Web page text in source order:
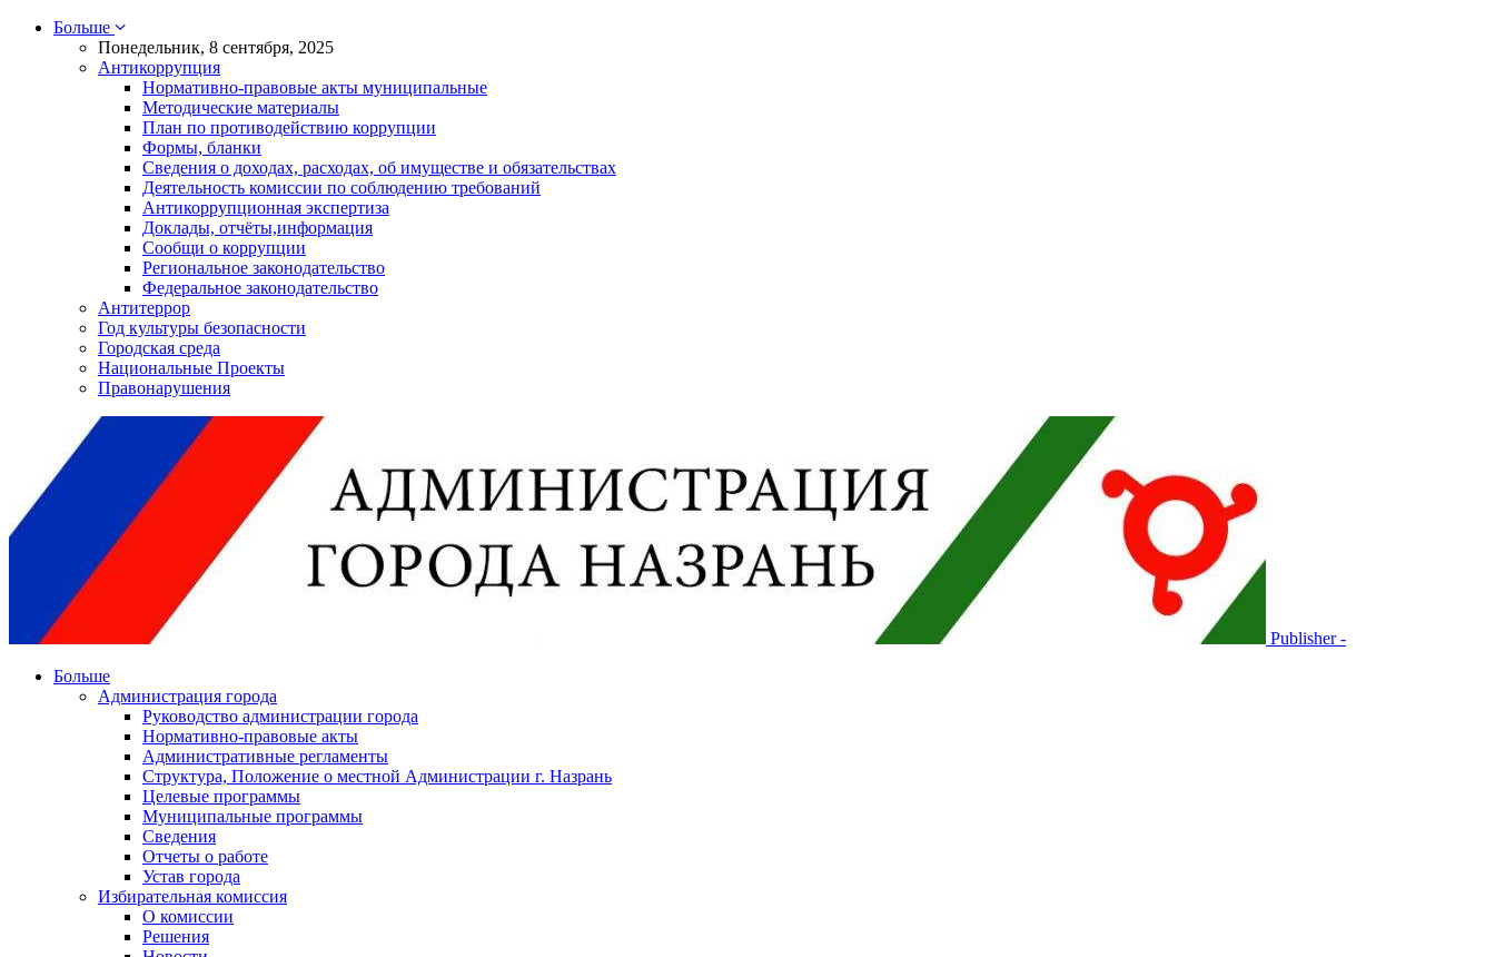
Больше
Понедельник, 8 сентября, 2025
Антикоррупция
Нормативно-правовые акты муниципальные
Методические материалы
План по противодействию коррупции
Формы, бланки
Сведения о доходах, расходах, об имуществе и обязательствах
Деятельность комиссии по соблюдению требований
Антикоррупционная экспертиза
Доклады, отчёты,информация
Сообщи о коррупции
Региональное законодательство
Федеральное законодательство
Антитеррор
Год культуры безопасности
Городская среда
Национальные Проекты
Правонарушения
Publisher -
Больше
Администрация города
Руководство администрации города
Нормативно-правовые акты
Административные регламенты
Структура, Положение о местной Администрации г. Назрань
Целевые программы
Муниципальные программы
Сведения
Отчеты о работе
Устав города
Избирательная комиссия
О комиссии
Решения